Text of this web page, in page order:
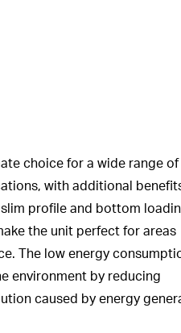
choice for a wide range of
with additional
profile and bottom
the unit perfect for areas
The low energy
environment by reducing
caused by energy